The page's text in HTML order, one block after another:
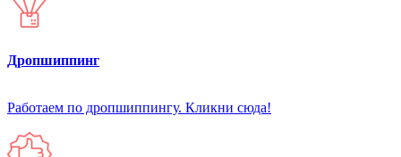
Дропшиппинг
Работаем по дропшиппингу. Кликни сюда!